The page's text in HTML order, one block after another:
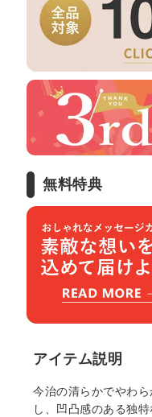
無料特典
アイテム説明
今治の清らかでやわ
し、凹凸感のある独